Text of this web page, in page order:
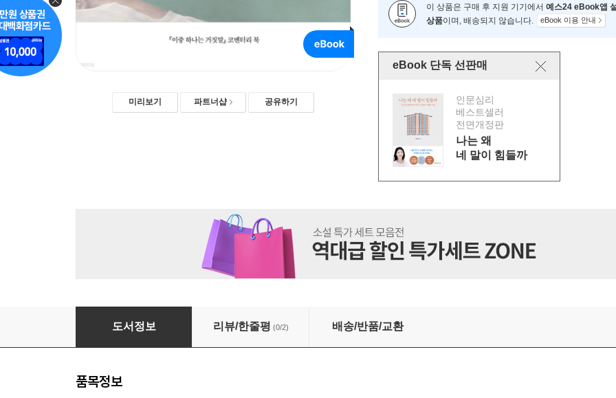
미리보기 파트너샵 공유하기
이 상품은 구매 후 지원 기기에서 예스24 eBook앱
상품이며, 배송되지 않습니다. eBook 이용 안내
eBook 단독 선판매
인문심리
베스트셀러
전면개정판
나는 왜
네 말이 힘들까
이중 하나는 거짓말 코멘터리북
도서정보 리뷰/한줄평 (0/2) 배송/반품/교환
품목정보